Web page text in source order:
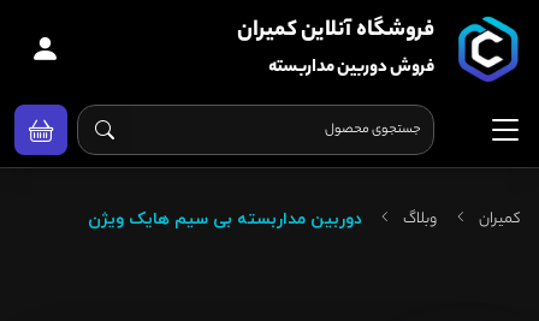
فروشگاه آنلاین کمیران
فروش دوربین مداربسته
کمیران وبلاگ دوربین مداربسته بی سیم هایک ویژن